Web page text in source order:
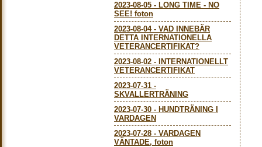
2023-08-05 - LONG TIME - NO
SEE! foton
2023-08-04- VAD INNEBÄR
DETTA INTERNATIONELLA
VETERANCERTIFIKAT?
2023-08-02 -
INTERNATIONELLT
VETERANCERTIFIKAT
2023-07-31 -
SKVALLERTRÄNING
2023-07-30 - HUNDTRÄNING I
VARDAGEN
2023-07-28 - VARDAGEN
VÄNTADE, foton